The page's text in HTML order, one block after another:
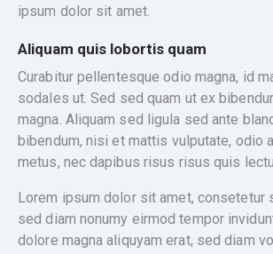
ipsum dolor sit amet.
Aliquam quis lobortis quam
Curabitur pellentesque odio magna, id
sodales ut. Sed sed quam ut ex
magna. Aliquam sed ligula sed ante
bibendum, nisi et mattis vulputate, odio
metus, nec dapibus risus risus quis
Lorem ipsum dolor sit amet, consetetur
sed diam nonumy eirmod tempor
dolore magna aliquyam erat, sed diam